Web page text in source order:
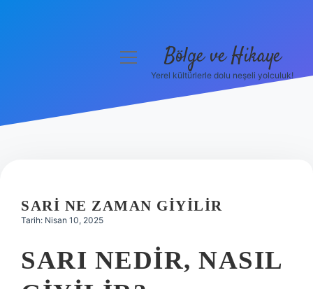
Hakkımızda
menüyü
Bölge ve Hikaye
Yerel kültürlerle dolu neşeli yolculuk!
SARI NE ZAMAN GIYILIR
Tarih: Nisan 10, 2025
SARI NEDIR, NASIL